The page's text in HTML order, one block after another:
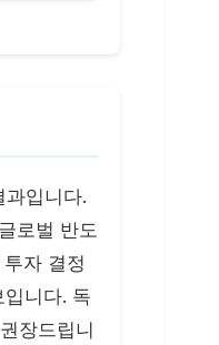
입니다.
로벌 반도
자 결정
니다. 독
장드립니